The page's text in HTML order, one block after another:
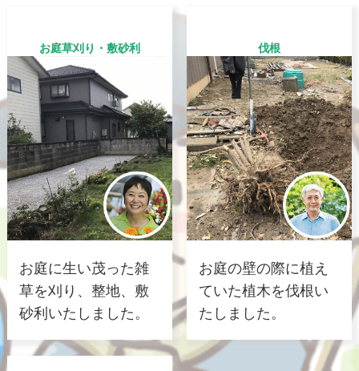
お庭草刈り・敷砂利
お庭に生い茂った雑
草を刈り、整地、敷
砂利いたしました。
伐根
お庭の壁の際に植え
ていた植木を伐根い
たしました。